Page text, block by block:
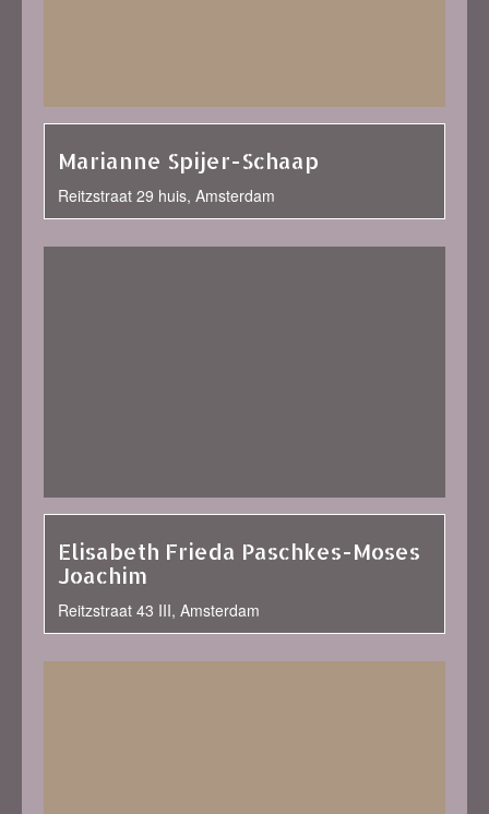
Marianne Spijer-Schaap
Reitzstraat 29 huis, Amsterdam
Elisabeth Frieda Paschkes-Moses
Joachim
Reitzstraat 43 III, Amsterdam